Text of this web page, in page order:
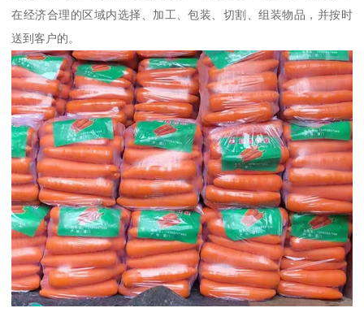
在经济合理的区域内选择、加工、包装、切割、组装物品，并按时
送到客户的。